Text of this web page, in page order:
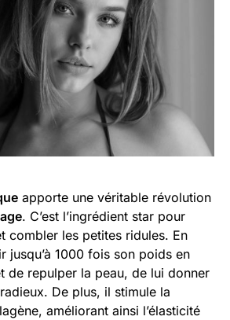
apporte une véritable révolution
. C’est l’ingrédient star pour
combler les petites ridules. En
jusqu’à 1000 fois son poids en
de repulper la peau, de lui donner
De plus, il stimule la
améliorant ainsi l’élasticité